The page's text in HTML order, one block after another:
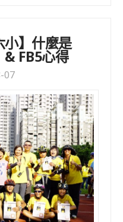
小】什麼是
& FB5心得
07